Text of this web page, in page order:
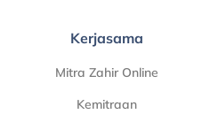
Kerjasama
Mitra Zahir Online
Kemitraan